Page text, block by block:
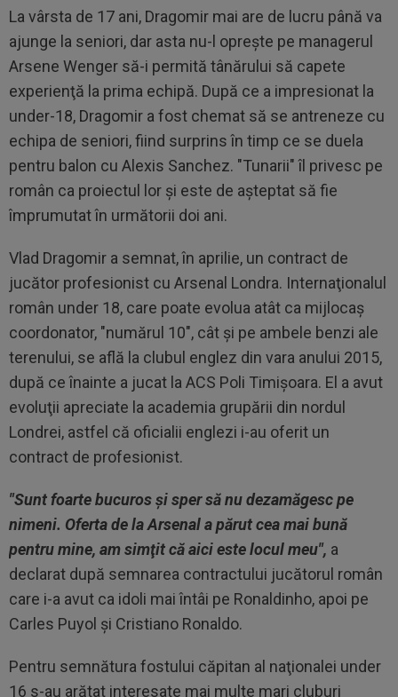
La vârsta de 17 ani, Dragomir mai are de lucru până va
ajunge la seniori, dar asta nu-l opreşte pe managerul
Arsene Wenger să-i permită tânărului să capete
experienţă la prima echipă. După ce a impresionat la
under-18, Dragomir a fost chemat să se antreneze cu
echipa de seniori, fiind surprins în timp ce se duela
pentru balon cu Alexis Sanchez. "Tunarii" îl privesc pe
român ca proiectul lor şi este de aşteptat să fie
împrumutat în următorii doi ani.
Vlad Dragomir a semnat, în aprilie, un contract de
jucător profesionist cu Arsenal Londra. Internaţionalul
român under 18, care poate evolua atât ca mijlocaş
coordonator, "numărul 10", cât şi pe ambele benzi ale
terenului, se află la clubul englez din vara anului 2015,
după ce înainte a jucat la ACS Poli Timişoara. El a avut
evoluţii apreciate la academia grupării din nordul
Londrei, astfel că oficialii englezi i-au oferit un
contract de profesionist.
"Sunt foarte bucuros şi sper să nu dezamăgesc pe
nimeni. Oferta de la Arsenal a părut cea mai bună
pentru mine, am simţit că aici este locul meu", a
declarat după semnarea contractului jucătorul român
care i-a avut ca idoli mai întâi pe Ronaldinho, apoi pe
Carles Puyol şi Cristiano Ronaldo.
Pentru semnătura fostului căpitan al naţionalei under
16 s-au arătat interesate mai multe mari cluburi